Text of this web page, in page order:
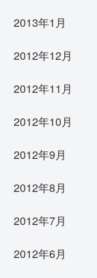
2013年1月
2012年12月
2012年11月
2012年10月
2012年9月
2012年8月
2012年7月
2012年6月